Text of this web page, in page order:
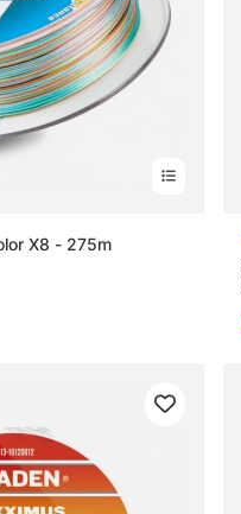
X8 - 275m